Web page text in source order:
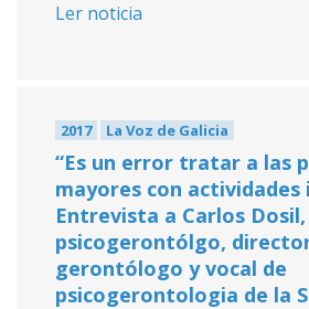
Ler noticia
2017 La Voz de Galicia
“Es un error tratar a las
mayores con actividades
Entrevista a Carlos Dosil,
psicogerontólgo,
gerontólogo y vocal de
psicogerontologia de la